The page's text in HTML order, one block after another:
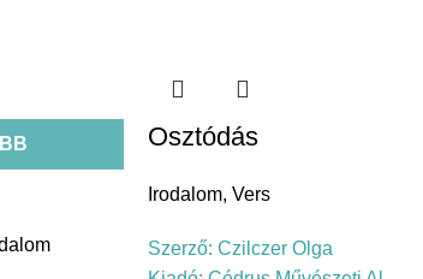
Osztódás
Irodalom, Vers
Szerző: Czilczer Olga